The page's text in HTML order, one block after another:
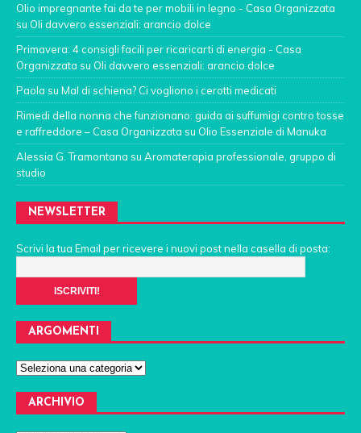
Olio impregnante fai da te per mobili in legno - Casa Organizzata
su Oli davvero essenziali: arancio dolce
Primavera: 4 consigli facili per ricaricarti di energia - Casa
Organizzata su Oli davvero essenziali: arancio dolce
Paola su Mal di schiena? Ci vogliono i cerotti medicati
Rimedi della nonna che funzionano: guida ai suffumigi contro tosse
e raffreddore – Casa Organizzata su Olio Essenziale di Manuka
Alessia G. Tramontana su Aromaterapia professionale, gruppo di
studio
NEWSLETTER
Scrivi la tua Email per ricevere i nuovi post nella casella di posta:
ARGOMENTI
ARCHIVIO